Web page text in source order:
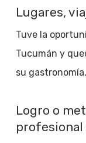
Lugares,
Tuve la
Tucumán y
su
Logro o
profesional